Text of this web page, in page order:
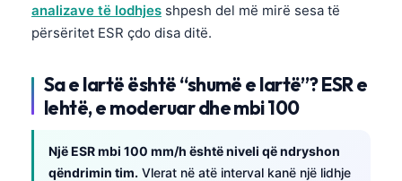
analizave të lodhjes shpesh del më mirë sesa të
përsëritet ESR çdo disa ditë.
Sa e lartë është “shumë e lartë”? ESR e
lehtë, e moderuar dhe mbi 100
Një ESR mbi 100 mm/h është niveli që ndryshon
qëndrimin tim. Vlerat në atë interval kanë një lidhje
Suomi
Slovenčina
كوردی‎
سنڌي